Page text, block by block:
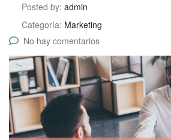
Posted by: admin
Categoría: Marketing
No hay comentarios